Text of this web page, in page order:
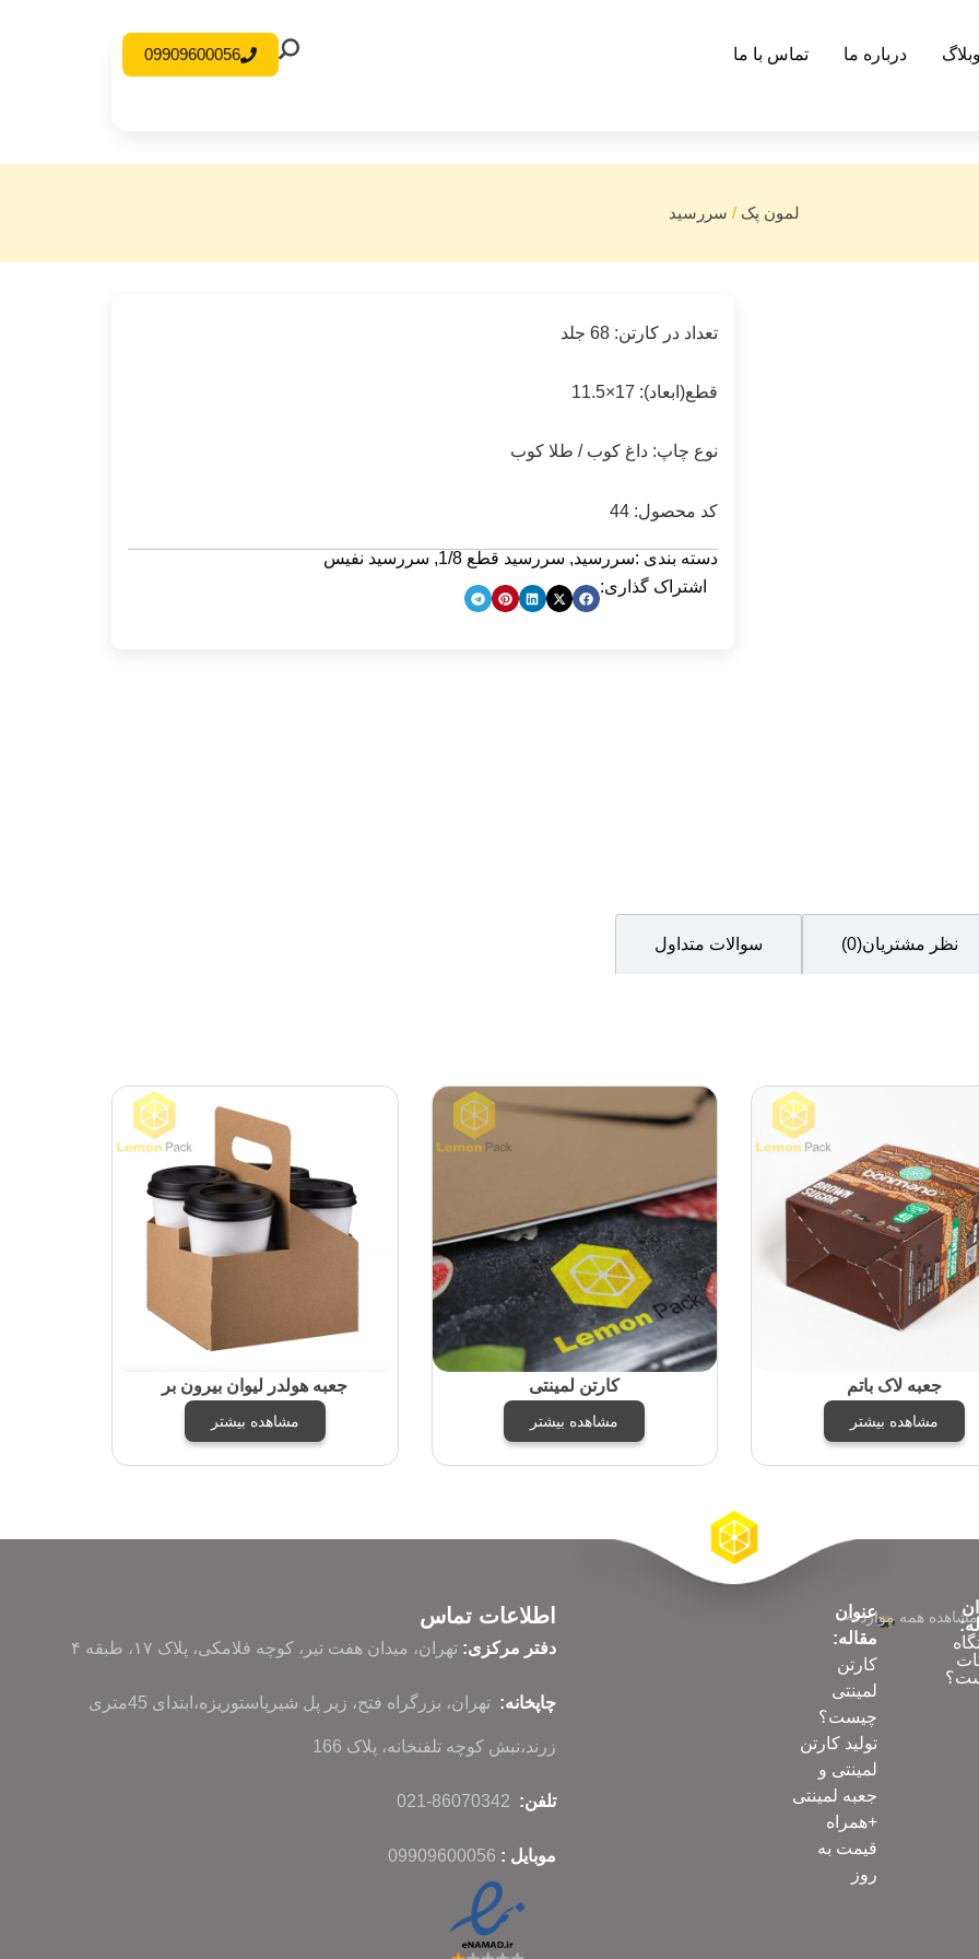
وبلاگ درباره ما تماس با ما 09909600056
لمون پک / سررسید
تعداد در کارتن: 68 جلد
قطع(ابعاد): 17×11.5
نوع چاپ: داغ کوب / طلا کوب
کد محصول: 44
دسته بندی :سررسید, سررسید قطع 1/8 , سررسید نفیس
اشتراک گذاری:
نظر مشتریان(0) سوالات متداول
جعبه لاک باتم
مشاهده بیشتر
کارتن لمینتی
مشاهده بیشتر
جعبه هولدر لیوان بیرون بر
مشاهده بیشتر
مشاهده همه مواردعنوان
مقاله:
کارتن
لمینتی
چیست؟
تولید کارتن
لمینتی و
جعبه لمینتی
+همراه
قیمت به
روز
اطلاعات تماس
دفتر مرکزی:تهران، میدان هفت تیر، کوچه فلامکی، پلاک ۱۷، طبقه ۴
چاپخانه: تهران، بزرگراه فتح، زیر پل شیرپاستوریزه،ابتدای 45متری
زرند،نبش کوچه تلفنخانه، پلاک 166
تلفن:
موبایل : 09909600056